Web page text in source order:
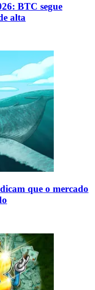
BTC segue
alta
que o mercado